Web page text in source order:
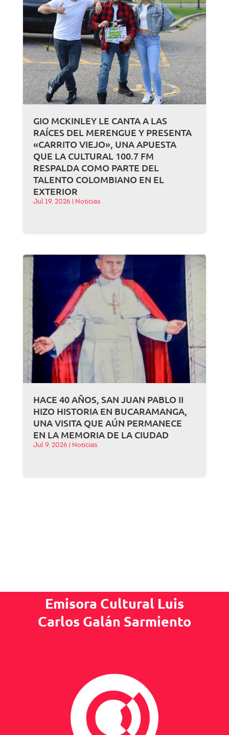
GIO MCKINLEY LE CANTA A LAS
RAÍCES DEL MERENGUE Y PRESENTA
«CARRITO VIEJO», UNA APUESTA
QUE LA CULTURAL 100.7 FM
RESPALDA COMO PARTE DEL
TALENTO COLOMBIANO EN EL
EXTERIOR
Jul 19, 2026 Noticias
HACE 40 AÑOS, SAN JUAN PABLO II
HIZO HISTORIA EN BUCARAMANGA,
UNA VISITA QUE AÚN PERMANECE
EN LA MEMORIA DE LA CIUDAD
Jul 9, 2026 Noticias
Emisora Cultural Luis
Carlos Galán Sarmiento